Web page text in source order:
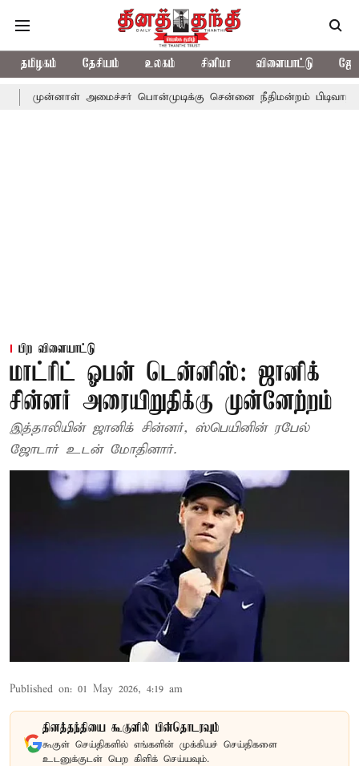
தமிழகம் தேசியம் உலகம் சினிமா விளையாட்டு
அமைச்சர் பொன்முடிக்கு சென்னை நீதிமன்றம் பிடிவாராண்ட்
பிற விளையாட்டு
மாட்ரிட் ஓபன் டென்னிஸ்: ஜானிக்
சின்னர் அரையிறுதிக்கு முன்னேற்றம்
இத்தாலியின் ஜானிக் சின்னர், ஸ்பெயினின் ரபேல்
ஜோடார் உடன் மோதினார்.
Published on: 01 May 2026, 4:19 am
தினத்தந்தியை கூகுளில் பின்தொடரவும்
கூகுள் செய்திகளில் எங்களின் முக்கியச் செய்திகளை
உடனுக்குடன் பெற கிளிக் செய்யவும்.